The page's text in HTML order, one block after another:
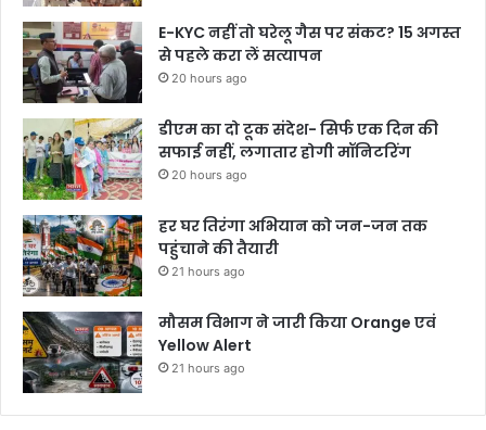
E-KYC नहीं तो घरेलू गैस पर संकट? 15 अगस्त
से पहले करा लें सत्यापन
20 hours ago
डीएम का दो टूक संदेश- सिर्फ एक दिन की
सफाई नहीं, लगातार होगी मॉनिटरिंग
20 hours ago
हर घर तिरंगा अभियान को जन-जन तक
पहुंचाने की तैयारी
21 hours ago
मौसम विभाग ने जारी किया Orange एवं
Yellow Alert
21 hours ago